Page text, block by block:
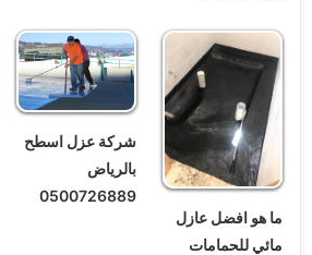
ما هو افضل عازل
مائي للحمامات
شركة عزل اسطح
بالرياض
0500726889